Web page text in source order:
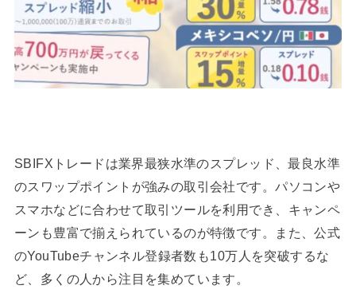
SBIFXトレードは業界最狭水準のスプレッド、最良水準
のスワップポイントが強みの取引会社です。パソコンや
スマホなどに合わせて取引ツールを利用でき、キャンペ
ーンも豊富で揃えられているのが特徴です。また、公式
のYouTubeチャンネル登録者数も10万人を突破するな
ど、多くの人から注目を集めています。